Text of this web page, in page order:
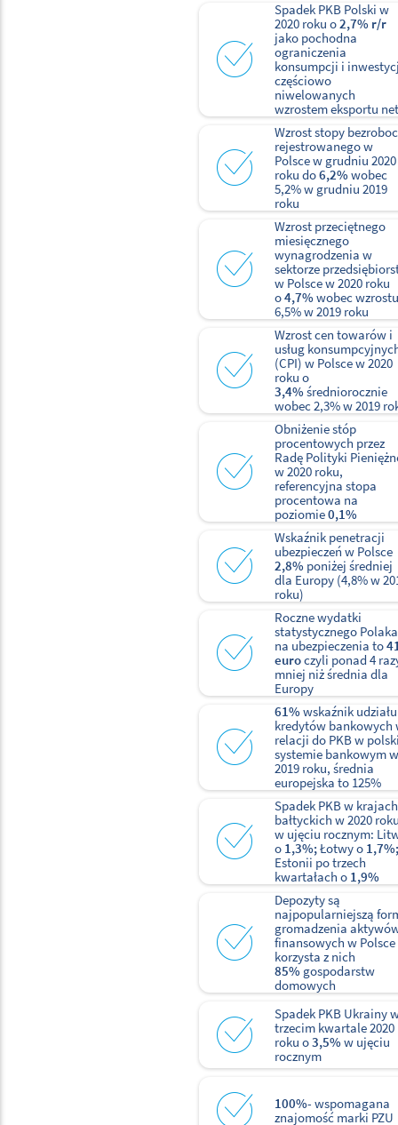
Spadek PKB Polski w
2020 roku o2,7% r/r
jako pochodna
ograniczenia
konsumpcji i
częściowo
niwelowanych
wzrostem eksportu
Wzrost stopy
rejestrowanego w
Polsce w grudniu 2020
roku do6,2% wobec
5,2% w grudniu 2019
roku
Wzrost przeciętnego
miesięcznego
wynagrodzenia w
sektorze
w Polsce w 2020 roku
o4,7% wobec
6,5% w 2019 roku
Wzrost cen towarów i
usług
(CPI) w Polsce w 2020
roku o
3,4% średniorocznie
wobec 2,3% w 2019
Obniżenie stóp
procentowych przez
Radę Polityki
w 2020 roku,
referencyjna stopa
procentowa na
poziomie0,1%
Wskaźnik penetracji
ubezpieczeń w Polsce
2,8% poniżej średniej
dla Europy (4,8% w
roku)
Roczne wydatki
statystycznego Polaka
na ubezpieczenia to
euroczyli ponad 4
mniej niż średnia dla
Europy
61% wskaźnik udziału
kredytów bankowych
relacji do PKB w
systemie bankowym w
2019 roku, średnia
europejska to 125%
Spadek PKB w krajach
bałtyckich w 2020
w ujęciu rocznym:
o 1,3%;Łotwy o 1,7%;
Estonii po trzech
kwartałach o 1,9%
Depozyty są
najpopularniejszą
gromadzenia
finansowych w Polsce
korzysta z nich
85% gospodarstw
domowych
Spadek PKB Ukrainy
trzecim kwartale 2020
roku o3,5% w ujęciu
rocznym
100%- wspomagana
znajomość marki PZU